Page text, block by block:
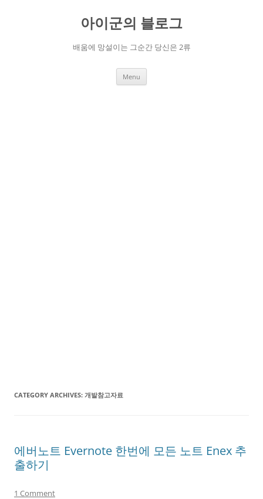
아이군의 블로그
배움에 망설이는 그순간 당신은 2류
Menu
CATEGORY ARCHIVES: 개발참고자료
에버노트 Evernote 한번에 모든 노트 Enex 추
출하기
1 Comment